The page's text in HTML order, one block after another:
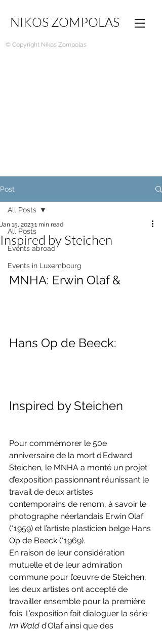
NIKOS ZOMPOLAS
© Copyright Nikos Zompolas
Post
All Posts
Events abroad
Events in Luxembourg
All Posts
Inspired by Steichen
Jan 15, 20231 min read
MNHA: Erwin Olaf &
Hans Op de Beeck:
Inspired by Steichen
Pour commémorer le 50e
anniversaire de la mort d’Edward
Steichen, le MNHA a monté un projet
d’exposition passionnant réunissant le
travail de deux artistes
contemporains de renom, à savoir le
photographe néerlandais Erwin Olaf
(*1959) et l’artiste plasticien belge Hans
Op de Beeck (*1969).
En raison de leur considération
mutuelle et de leur admiration
commune pour l’œuvre de Steichen,
les deux artistes ont accepté de
travailler ensemble pour la première
fois. L’exposition fait dialoguer la série
Im Wald d’Olaf ainsi que des